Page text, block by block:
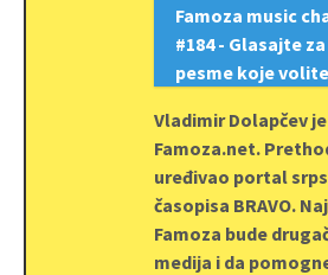
Famoza music
#184 - Glasajte
pesme koje
Vladimir Dolapčev
Famoza.net.
uređivao portal
časopisa BRAVO.
Famoza bude
medija i da